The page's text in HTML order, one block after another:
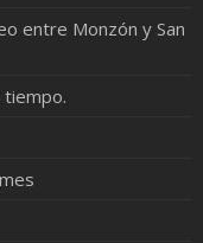
entre Monzón y San
tiempo.